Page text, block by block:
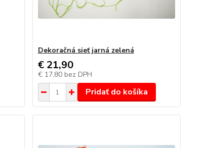
Dekoračná sieť jarná zelená
€ 21,90
€ 17,80 bez DPH
Pridať do košíka